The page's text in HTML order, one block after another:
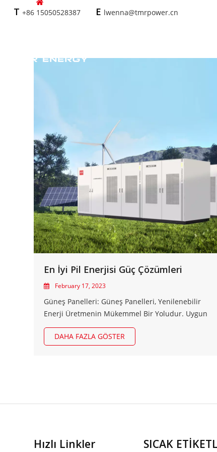
T +86 15050528387 E lwenna@tmrpower.cn
En İyi Pil Enerjisi Güç Çözümleri
February 17, 2023
Güneş Panelleri: Güneş Panelleri, Yenilenebilir
Enerji Üretmenin Mükemmel Bir Yoludur. Uygun
Maliyetlidirler Ve Güneş Enerjisini Yakalamak Için
Çatılara Veya Başka Yerlere Kolayca Kurulabilirler.
DAHA FAZLA GÖSTER
Hızlı Linkler SICAK